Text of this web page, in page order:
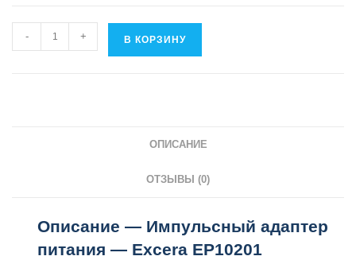
Количество
товара
- + В КОРЗИНУ
ОПИСАНИЕ
ОТЗЫВЫ (0)
Описание — Импульсный адаптер
питания — Excera EP10201